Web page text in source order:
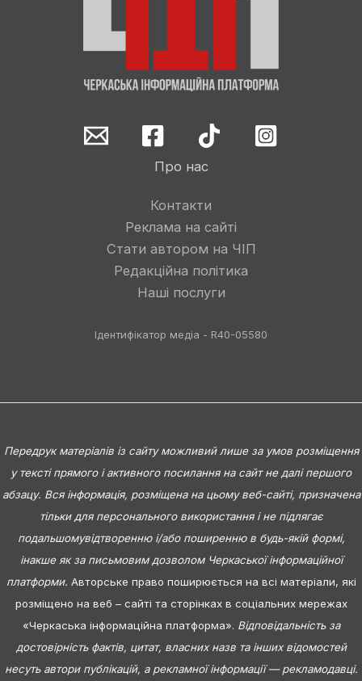
Про нас
Контакти
Реклама на сайті
Стати автором на ЧІП
Редакційна політика
Наші послуги
Ідентифікатор медіа - R40-05580
Передрук матеріалів із сайту можливий лише за умов розміщення
у тексті прямого і активного посилання на сайт не далі першого
абзацу. Вся інформація, розміщена на цьому веб-сайті, призначена
тільки для персонального використання і не підлягає
подальшомувідтворенню і/або поширенню в будь-якій формі,
інакше як за письмовим дозволом Черкаської інформаційної
платформи. Авторське право поширюється на всі матеріали, які
розміщено на веб – сайті та сторінках в соціальних мережах
«Черкаська інформаційна платформа». Відповідальність за
достовірність фактів, цитат, власних назв та інших відомостей
несуть автори публікацій, а рекламної інформації — рекламодавці.